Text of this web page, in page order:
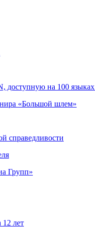
доступную на 100 языках
«Большой шлем»
справедливости
Групп»
лет